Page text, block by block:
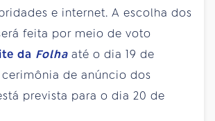
e internet. A escolha dos
feita por meio de voto
da Folha até o dia 19 de
de anúncio dos
prevista para o dia 20 de